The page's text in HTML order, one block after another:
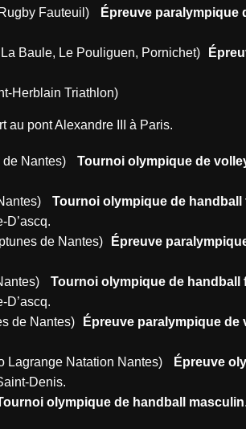
Fauteuil) Épreuve paralympique
Baule, Le Pouliguen, Pornichet)
Herblain Triathlon)
au pont Alexandre III à Paris.
de Nantes) Tournoi olympique de
Tournoi olympique de handball
D’ascq.
de Nantes) Épreuve
Tournoi olympique de handball
D’ascq.
de Nantes) Épreuve paralympique de
Lagrange Natation Nantes)
Épreuve
Denis.
olympique de handball masculin